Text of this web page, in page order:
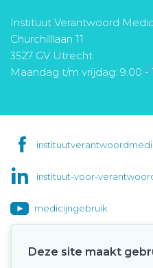
Instituut Verantwoord
Churchilllaan 11
3527 GV Utrecht
Maandag t/m vrijdag: 9.00 -
instituut-voor-
medicijngebruik
Deze site maakt